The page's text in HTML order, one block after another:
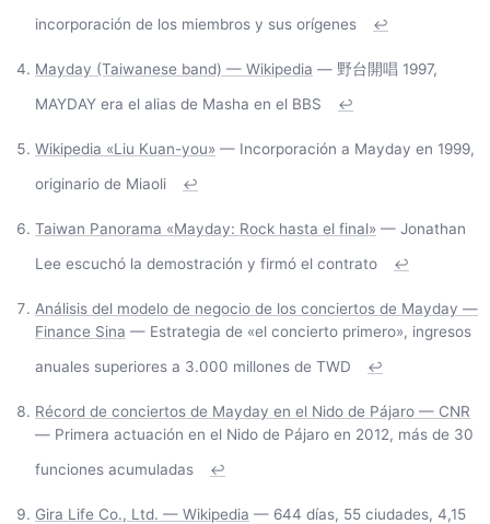
incorporación de los miembros y sus orígenes
↩
Mayday (Taiwanese band) — Wikipedia — 野台開唱 1997,
MAYDAY era el alias de Masha en el BBS
↩
Wikipedia «Liu Kuan-you» — Incorporación a Mayday en 1999,
originario de Miaoli
↩
Taiwan Panorama «Mayday: Rock hasta el final» — Jonathan
Lee escuchó la demostración y firmó el contrato
↩
Análisis del modelo de negocio de los conciertos de Mayday —
Finance Sina — Estrategia de «el concierto primero», ingresos
anuales superiores a 3.000 millones de TWD
↩
Récord de conciertos de Mayday en el Nido de Pájaro — CNR
— Primera actuación en el Nido de Pájaro en 2012, más de 30
funciones acumuladas
↩
Gira Life Co., Ltd. — Wikipedia — 644 días, 55 ciudades, 4,15